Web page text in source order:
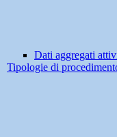
Dati aggregati
Tipologie di